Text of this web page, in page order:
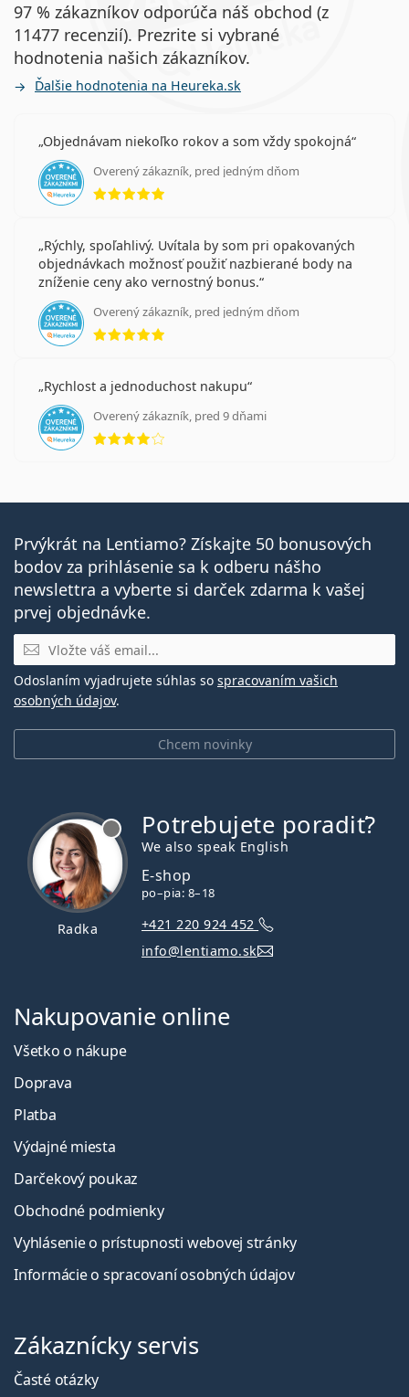
97 % zákazníkov odporúča náš obchod (z
11477 recenzií). Prezrite si vybrané
hodnotenia našich zákazníkov.
Ďalšie hodnotenia na Heureka.sk
Objednávam niekoľko rokov a som vždy spokojná
Overený zákazník, pred jedným dňom
hodnotenie 5 z 5
Rýchly, spoľahlivý. Uvítala by som pri opakovaných
objednávkach možnosť použiť nazbierané body na
zníženie ceny ako vernostný bonus.
Overený zákazník, pred jedným dňom
hodnotenie 5 z 5
Rychlost a jednoduchost nakupu
Overený zákazník, pred 9 dňami
hodnotenie 4 z 5
Prvýkrát na Lentiamo? Získajte 50 bonusových
bodov za prihlásenie sa k odberu nášho
newslettra a vyberte si darček zdarma k vašej
prvej objednávke.
E-mail
Chcem novinky
Odoslaním vyjadrujete súhlas so spracovaním vašich
osobných údajov.
Radka
Potrebujete poradiť?
We also speak English
E-shop
po–pia: 8–18
+421 220 924 452
info@lentiamo.sk
Nakupovanie online
Všetko o nákupe
Doprava
Platba
Výdajné miesta
Darčekový poukaz
Obchodné podmienky
Vyhlásenie o prístupnosti webovej stránky
Informácie o spracovaní osobných údajov
Zákaznícky servis
Časté otázky